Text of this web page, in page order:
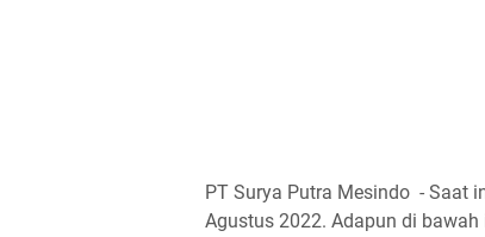
PT Surya Putra Mesindo - Saat
Agustus 2022. Adapun di